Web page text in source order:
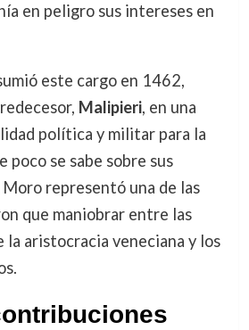
en peligro sus intereses en
este cargo en 1462,
Malipieri, en una
política y militar para la
poco se sabe sobre sus
representó una de las
que maniobrar entre las
la aristocracia veneciana y los